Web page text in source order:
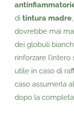
di tintura madre
dovrebbe mai
dei globuli
rinforzare
utile in caso di
caso assumerla
dopo la